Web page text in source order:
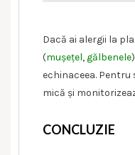
Dacă ai alergii la
(mușețel, gălbenele
echinaceea.
mică și
CONCLUZIE